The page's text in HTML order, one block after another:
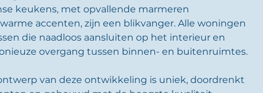
keukens, met opvallende marmeren
accenten, zijn een blikvanger. Alle woningen
die naadloos aansluiten op het interieur en
overgang tussen binnen- en buitenruimtes.
van deze ontwikkeling is uniek, doordrenkt